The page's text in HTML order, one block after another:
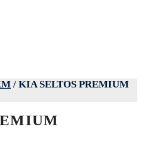
/ KIA SELTOS PREMIUM